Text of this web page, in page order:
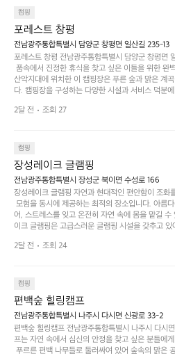
함께 좋은 시간을 보낼 수 있다는 것입니다. 또한,
자전거 도로가 있어 아웃도어 활동을 좋아하는 이
담양의 아름다운 자연과 함께, 건강한 레저 활동을
습니다. 하이글루에서 특별한 순간을 만끽해보세요.
담양의 죽녹원과 함께 어우러진 저녁, 그리고 고요
이야기들은 여러분의 캠핑 여행을 더욱 특별하
★
캠핑
포레스트 창평
전남광주통합특별시 담양군 창평면 일산길 235-13
포레스트 창평 전남광주통합특별시 담양군 창평면
품속에서 진정한 휴식을 찾고 싶은 이들을 위한 완
산악지대에 위치한 이 캠핑장은 푸른 숲과 맑은 계
다. 캠핑장을 구성하는 다양한 시설과 서비스 덕분
만들어갈 수 있는 최적의 공간이 됩니다.  포레스
산물을 제공하는 캠핑장으로, 현지에서만 느낄 수
으며 깊은 숙면을 취할 수 있는 기회를 제공합니다.
다채로운 야외 활동을 제공합니다. 특히 어린이들
되어 있어 부모님들과 함께 즐거운 시간을 보낼 수
리를 탐험하는 재미도 포레스트 창평의 매력 중 하
적으로 재방문하는 이들이 많아 인기가 날로 상승하
핑 그 이상을 제공하며, 자연을 사랑하는 모든 이들
잡았습니다.  인기 정도: ★★★★★
2달 전 조회 27
캠핑
장성레이크 글램핑
전남광주통합특별시 장성군 북이면 수성로 166
장성레이크 글램핑 자연과 현대적인 편안함이 조화
모험을 동시에 제공하는 최적의 장소입니다. 아름
어, 스트레스를 잊고 온전히 자연 속에 몸을 맡길
이크 글램핑은 고급스러운 글램핑 시설을 갖추고
오면 사치스러운 휴식이 가능해집니다. 독립된 텐
한 사람과 함께 따뜻한 이야기를 나눌 수 있는 소중
을 창출하는 시간이 될 것입니다. 특히 식사를 좋아
티와 지역에서 나는 신선한 재료로 만든 다양한 요
장성레이크 글램핑은 그 아름다운 경관과 최고 품
주목받고 있는 캠핑장 중 하나입니다. 주말이면 방
미리 일정을 계획하시는 것이 좋습니다. 나만의 프
람들과 함께하세요. 당신의 대자연 속 힐링을 기다
방문해봐야 할 명소로 자리매김하였습니다. 인
2달 전 조회 24
캠핑
편백숲 힐링캠프
전남광주통합특별시 나주시 다시면 신광로 33-2
편백숲 힐링캠프 전남광주통합특별시 나주시 다시
프는 자연 속에서 심신의 안정을 찾고 싶은 분들에
푸르른 편백 나무들로 둘러싸여 있어 숲속의 맑은